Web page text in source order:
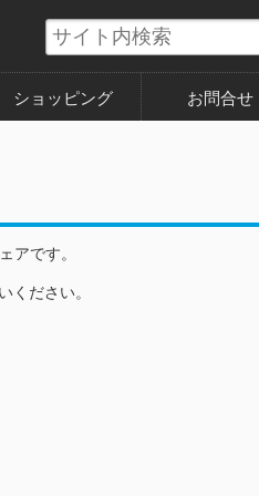
ショッピング お問合せ
アです。
ください。